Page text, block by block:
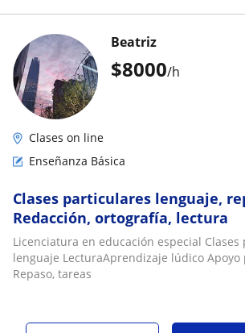
$8000/h
Beatriz
Clases on line
Enseñanza Básica
Clases particulares lenguaje,
Redacción, ortografía, lectura
Licenciatura en educación especial
lenguaje LecturaAprendizaje lúdico Apoyo
Repaso, tareas